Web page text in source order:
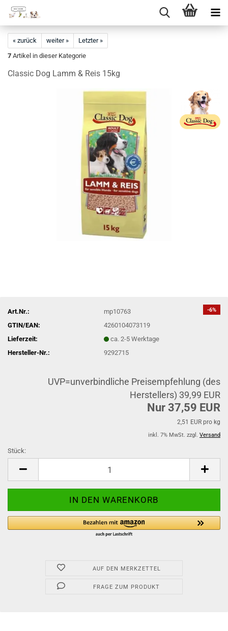
Hauptinhalt
« zurück weiter »
Letzter »
7 Artikel in dieser Kategorie
Classic Dog Lamm & Reis 15kg
-6%
Art.Nr.:
mp10763
GTIN/EAN:
4260104073119
Lieferzeit:
ca. 2-5 Werktage
Hersteller-Nr.:
9292715
UVP=unverbindliche Preisempfehlung (des
Herstellers) 39,99 EUR
Nur 37,59 EUR
2,51 EUR pro kg
inkl. 7% MwSt. zzgl. Versand
Stück:
AUF DEN MERKZETTEL
FRAGE ZUM PRODUKT